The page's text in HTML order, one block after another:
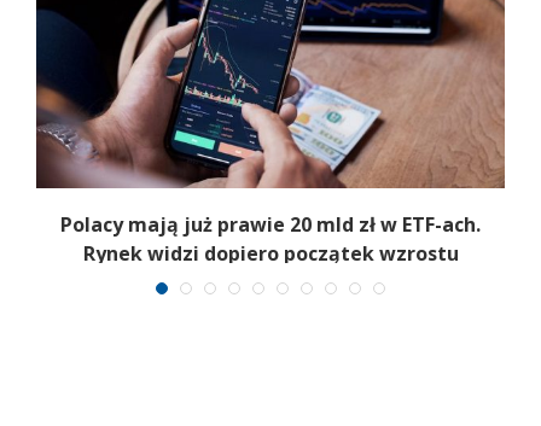
Polacy mają już prawie 20 mld zł w ETF-ach.
Rynek widzi dopiero początek wzrostu